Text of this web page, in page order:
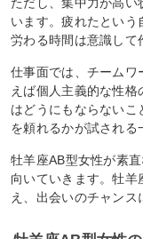
ただし、集中力が高い
います。疲れたという
労わる時間は意識して
仕事面では、チームワ
えば個人主義的な性
はどうにもならないこ
を頼れるかが試される
牡羊座AB型女性が素
向いていきます。牡
え、出会いのチャンス